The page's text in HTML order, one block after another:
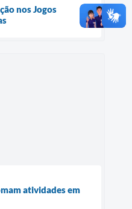
nos Jogos
atividades em